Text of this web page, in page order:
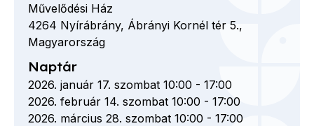
Művelődési Ház
4264 Nyírábrány, Ábrányi Kornél tér 5.,
Magyarország
Naptár
2026. január 17. szombat 10:00 - 17:00
2026. február 14. szombat 10:00 - 17:00
2026. március 28. szombat 10:00 - 17:00